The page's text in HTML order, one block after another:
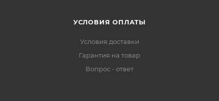
УСЛОВИЯ ОПЛАТЫ
Условия доставки
Гарантия на товар
Вопрос - ответ